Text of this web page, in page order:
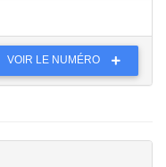
VOIR LE NUMÉRO